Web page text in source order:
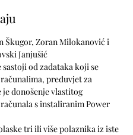
Škugor, Zoran Milokanović i
Janjušić
sastoji od zadataka koji se
preduvjet za
je donošenje vlastitog
s instaliranim Power
tri ili više polaznika iz iste